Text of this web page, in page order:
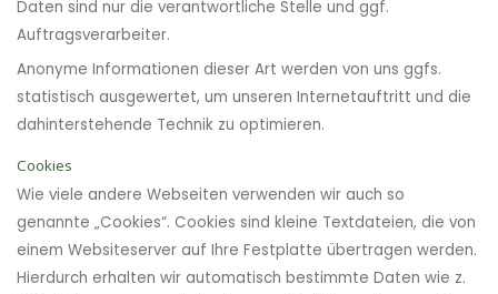
Daten sind nur die verantwortliche Stelle und ggf.
Auftragsverarbeiter.
Anonyme Informationen dieser Art werden von uns ggfs.
statistisch ausgewertet, um unseren Internetauftritt und die
dahinterstehende Technik zu optimieren.
Cookies
Wie viele andere Webseiten verwenden wir auch so
genannte „Cookies“. Cookies sind kleine Textdateien, die von
einem Websiteserver auf Ihre Festplatte übertragen werden.
Hierdurch erhalten wir automatisch bestimmte Daten wie z.